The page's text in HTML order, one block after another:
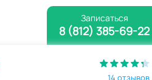
Записаться
8 (812) 385-69-22
14 отзывов